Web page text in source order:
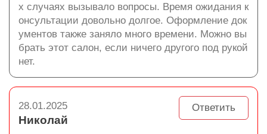
х случаях вызывало вопросы. Время ожидания к
онсультации довольно долгое. Оформление док
ументов также заняло много времени. Можно вы
брать этот салон, если ничего другого под рукой
нет.
Ответить
28.01.2025
Николай